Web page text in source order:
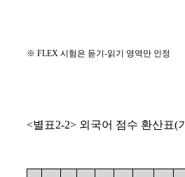
※ FLEX 시험은 듣기 -읽기 영역만 인정
<별표2-2> 외국어 점수 환산표(